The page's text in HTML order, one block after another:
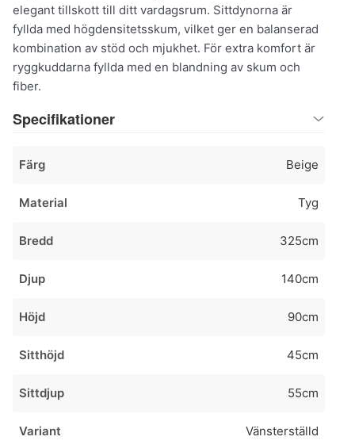
elegant tillskott till ditt vardagsrum. Sittdynorna är
fyllda med högdensitetsskum, vilket ger en balanserad
kombination av stöd och mjukhet. För extra komfort är
ryggkuddarna fyllda med en blandning av skum och
fiber.
Specifikationer
Färg Beige
Material Tyg
Bredd 325cm
Djup 140cm
Höjd 90cm
Sitthöjd 45cm
Sittdjup 55cm
Variant Vänsterställd